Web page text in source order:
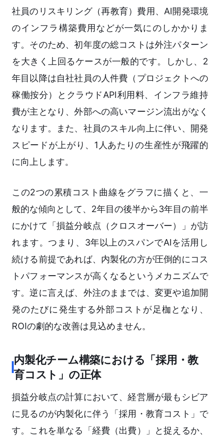
社員のリスキリング（再教育）費用、AI開発環境
のインフラ構築費用などが一気にのしかかりま
す。そのため、初年度の総コストは外注パターン
を大きく上回るケースが一般的です。しかし、2
年目以降は自社社員の人件費（プロジェクトへの
稼働按分）とクラウドAPI利用料、インフラ維持
費が主となり、外部への高いマージン流出がなく
なります。また、社員のスキル向上に伴い、開発
スピードが上がり、1人あたりの生産性が飛躍的
に向上します。
この2つの累積コスト曲線をグラフに描くと、一
般的な傾向として、2年目の後半から3年目の前半
にかけて「損益分岐点（クロスオーバー）」が訪
れます。つまり、3年以上のスパンでAIを活用し
続ける前提であれば、内製化の方が圧倒的にコス
トパフォーマンスが高くなるというメカニズムで
す。逆に言えば、外注のままでは、変更や追加開
発のたびに発生する外部コストが足枷となり、
ROIの劇的な改善は見込めません。
内製化チーム構築における「採用・教
育コスト」の正体
損益分岐点の計算において、経営層が最もシビア
に見るのが内製化に伴う「採用・教育コスト」で
す。これを単なる「経費（出費）」と捉えるか、